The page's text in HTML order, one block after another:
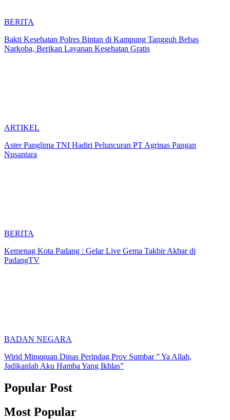
BERITA
Bakti Kesehatan Polres Bintan di Kampung Tangguh Bebas
Narkoba, Berikan Layanan Kesehatan Gratis
ARTIKEL
Aster Panglima TNI Hadiri Peluncuran PT Agrinas Pangan
Nusantara
BERITA
Kemenag Kota Padang : Gelar Live Gema Takbir Akbar di
PadangTV
BADAN NEGARA
Wirid Mingguan Dinas Perindag Prov Sumbar ” Ya Allah,
Jadikanlah Aku Hamba Yang Ikhlas”
Popular Post
Most Popular